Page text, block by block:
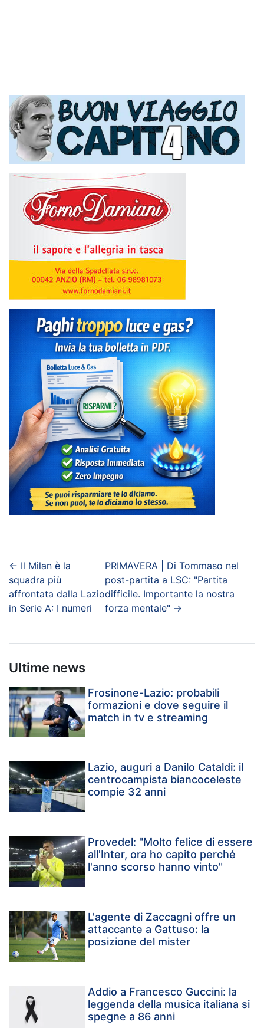
← Il Milan è la
squadra più
affrontata dalla Lazio
in Serie A: I numeri
PRIMAVERA | Di Tommaso nel
post-partita a LSC: "Partita
difficile. Importante la nostra
forza mentale" →
Ultime news
Frosinone-Lazio: probabili
formazioni e dove seguire il
match in tv e streaming
Lazio, auguri a Danilo Cataldi: il
centrocampista biancoceleste
compie 32 anni
Provedel: "Molto felice di essere
all'Inter, ora ho capito perché
l'anno scorso hanno vinto"
L'agente di Zaccagni offre un
attaccante a Gattuso: la
posizione del mister
Addio a Francesco Guccini: la
leggenda della musica italiana si
spegne a 86 anni